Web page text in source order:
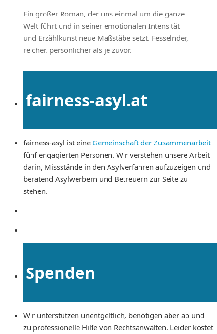
Ein großer Roman, der uns einmal um die ganze
Welt führt und in seiner emotionalen Intensität
und Erzählkunst neue Maßstäbe setzt. Fesselnder,
reicher, persönlicher als je zuvor.
fairness-asyl.at
fairness-asyl ist eine Gemeinschaft der Zusammenarbeit
fünf engagierten Personen. Wir verstehen unsere Arbeit
darin, Missstände in den Asylverfahren aufzuzeigen und
beratend Asylwerbern und Betreuern zur Seite zu
stehen.
Spenden
Wir unterstützen unentgeltlich, benötigen aber ab und
zu professionelle Hilfe von Rechtsanwälten. Leider kostet